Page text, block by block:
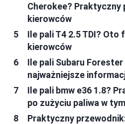
Cherokee? Praktyczny
kierowców
Ile pali T4 2.5 TDI?
kierowców
Ile pali Subaru
najważniejsze
Ile pali bmw e36 1.8?
po zużyciu paliwa w
Praktyczny